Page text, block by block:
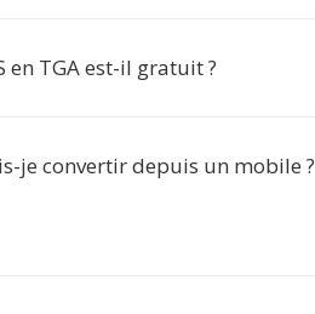
en TGA est-il gratuit ?
je convertir depuis un mobile ?